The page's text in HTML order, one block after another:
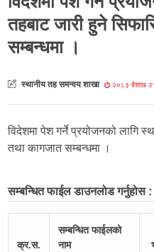
तहबाट जारी हुने
सम्बन्धमा ।
स्थानीय तह समन्वय शाखा २०८३ बैशाख
विदेशमा पेश गर्ने प्रयोजनको लागि
तथा कागजात सम्बन्धमा ।
सम्बन्धित फाईल डाउनलोड गर्नुहोस :
क्र.स.
सम्बन्धित फाईलको
नाम